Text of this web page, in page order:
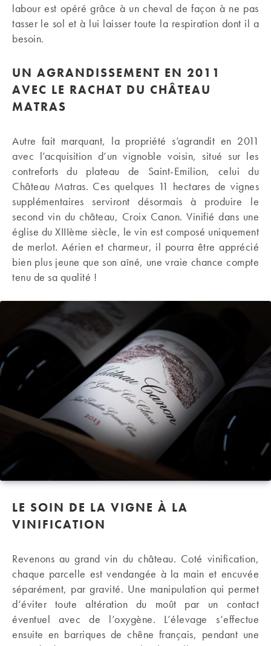
labour est opéré grâce à un cheval de façon à ne pas
tasser le sol et à lui laisser toute la respiration dont il a
besoin.
UN AGRANDISSEMENT EN 2011
AVEC LE RACHAT DU CHÂTEAU
MATRAS
Autre fait marquant, la propriété s’agrandit en 2011
avec l’acquisition d’un vignoble voisin, situé sur les
contreforts du plateau de Saint-Emilion, celui du
Château Matras. Ces quelques 11 hectares de vignes
supplémentaires serviront désormais à produire le
second vin du château, Croix Canon. Vinifié dans une
église du XIIIème siècle, le vin est composé uniquement
de merlot. Aérien et charmeur, il pourra être apprécié
bien plus jeune que son aîné, une vraie chance compte
tenu de sa qualité !
LE SOIN DE LA VIGNE À LA
VINIFICATION
Revenons au grand vin du château. Coté vinification,
chaque parcelle est vendangée à la main et encuvée
séparément, par gravité. Une manipulation qui permet
d’éviter toute altération du moût par un contact
éventuel avec de l’oxygène. L’élevage s’effectue
ensuite en barriques de chêne français, pendant une